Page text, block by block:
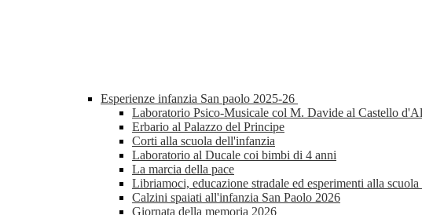
Esperienze infanzia San paolo 2025-26
Laboratorio Psico-Musicale col M. Davide al Castello
Erbario al Palazzo del Principe
Corti alla scuola dell'infanzia
Laboratorio al Ducale coi bimbi di 4 anni
La marcia della pace
Libriamoci, educazione stradale ed esperimenti alla
Calzini spaiati all'infanzia San Paolo 2026
Giornata della memoria 2026